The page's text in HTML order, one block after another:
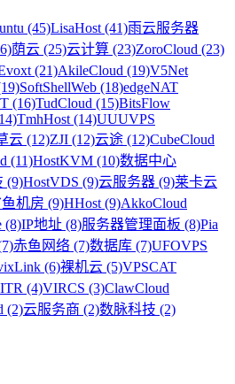
(45)LisaHost (41)雨云服务器
荫云 (25)云计算 (23)ZoroCloud (23)
(21)AkileCloud (19)V5Net
SoftShellWeb (18)edgeNAT
(16)TudCloud (15)BitsFlow
TmhHost (14)UUUVPS
云 (12)ZJI (12)云途 (12)CubeCloud
(11)HostKVM (10)数据中心
(9)HostVDS (9)云服务器 (9)莱卡云
机房 (9)HHost (9)AkkoCloud
(8)IP地址 (8)服务器管理面板 (8)Pia
赤鱼网络 (7)数据库 (7)UFOVPS
(6)裸机云 (5)VPSCAT
(4)VIRCS (3)ClawCloud
(2)云服务商 (2)数脉科技 (2)